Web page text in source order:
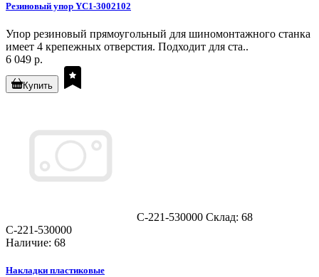
Резиновый упор YC1-3002102
Упор резиновый прямоугольный для шиномонтажного станка
имеет 4 крепежных отверстия. Подходит для ста..
6 049 р.
Купить
C-221-530000 Склад: 68
C-221-530000
Наличие: 68
Накладки пластиковые